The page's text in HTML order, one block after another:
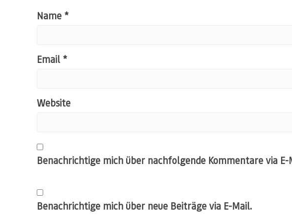
Name *
Email *
Website
Benachrichtige mich über nachfolgende Kommentare via E-
Benachrichtige mich über neue Beiträge via E-Mail.